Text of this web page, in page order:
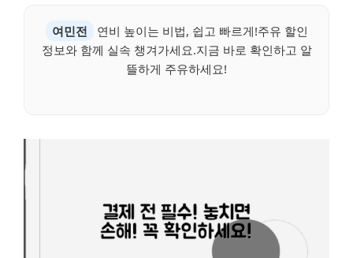
여민전
연비 높이는 비법, 쉽고 빠르게!주유 할인
정보와 함께 실속 챙겨가세요.지금 바로 확인하고 알
뜰하게 주유하세요!